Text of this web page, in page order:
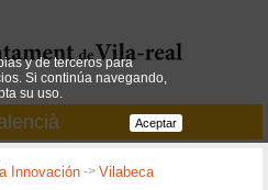
Innovación ->Vilabeca
y de terceros para
Si continúa navegando,
su uso.
Aceptar